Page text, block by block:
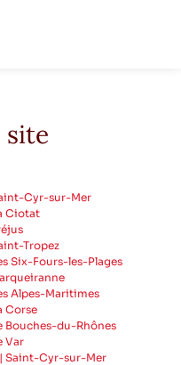
site
Cyr-sur-Mer
Ciotat
Tropez
Six-Fours-les-Plages
Alpes-Maritimes
Corse
du-Rhônes
Var
Saint-Cyr-sur-Mer